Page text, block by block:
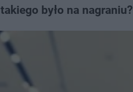
było na nagraniu?